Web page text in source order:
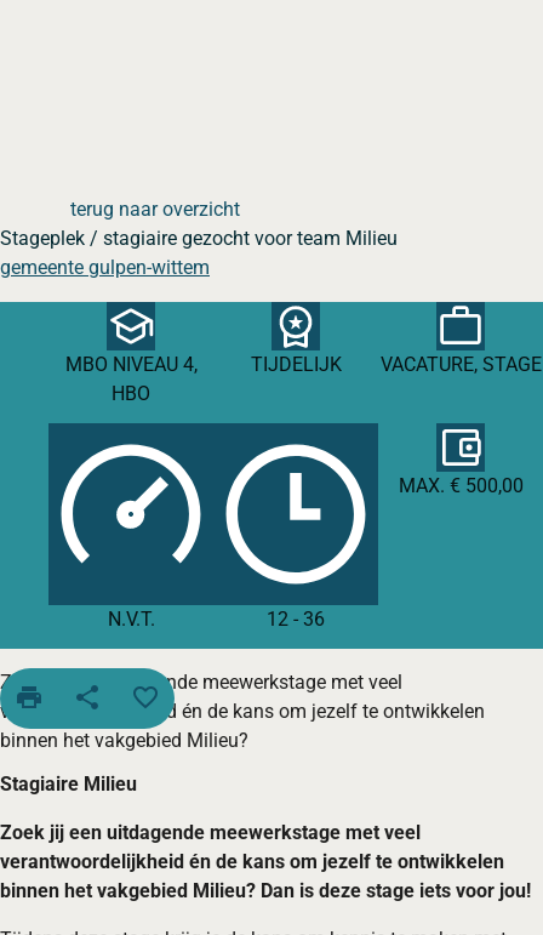
terug naar overzicht
Stageplek / stagiaire gezocht voor team Milieu
gemeente gulpen-wittem
MBO NIVEAU 4,
HBO
TIJDELIJK VACATURE, STAGE
N.V.T. 12 - 36
MAX. € 500,00
print share favorite_border
Zoek jij een uitdagende meewerkstage met veel
verantwoordelijkheid én de kans om jezelf te ontwikkelen
binnen het vakgebied Milieu?
Stagiaire Milieu
Zoek jij een uitdagende meewerkstage met veel
verantwoordelijkheid én de kans om jezelf te ontwikkelen
binnen het vakgebied Milieu? Dan is deze stage iets voor jou!